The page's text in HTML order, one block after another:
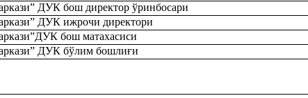
ДУК бош директор ўринбосари
ДУК ижрочи директори
бош матахасиси
ДУК бўлим бошлиғи